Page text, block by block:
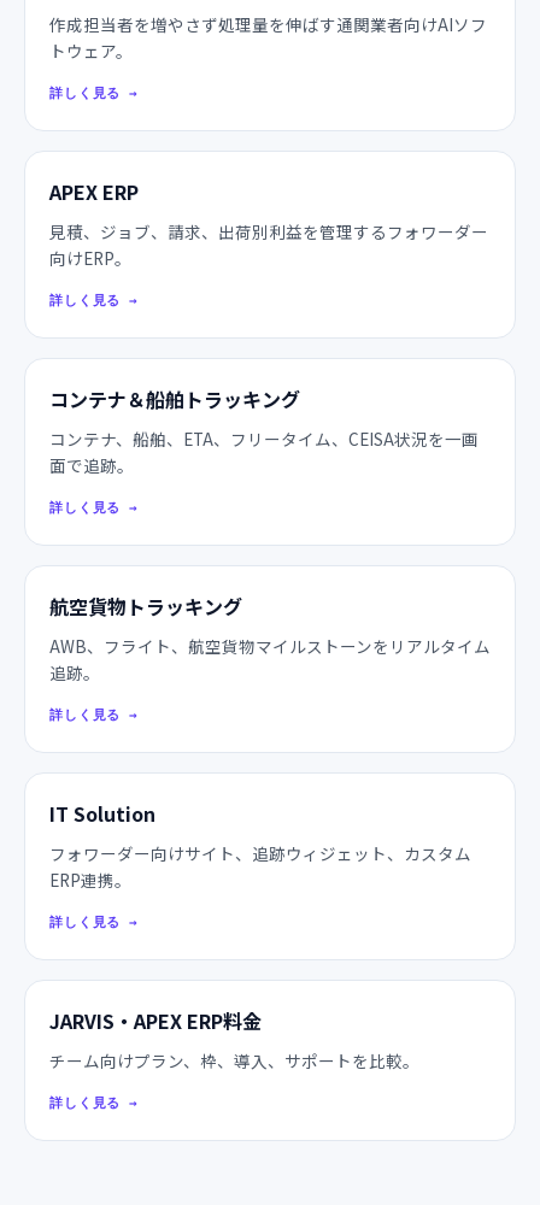
作成担当者を増やさず処理量を伸ばす通関業者向けAIソフ
トウェア。
詳しく見る →
APEX ERP
見積、ジョブ、請求、出荷別利益を管理するフォワーダー
向けERP。
詳しく見る →
コンテナ＆船舶トラッキング
コンテナ、船舶、ETA、フリータイム、CEISA状況を一画
面で追跡。
詳しく見る →
航空貨物トラッキング
AWB、フライト、航空貨物マイルストーンをリアルタイム
追跡。
詳しく見る →
IT Solution
フォワーダー向けサイト、追跡ウィジェット、カスタム
ERP連携。
詳しく見る →
JARVIS・APEX ERP料金
チーム向けプラン、枠、導入、サポートを比較。
詳しく見る →